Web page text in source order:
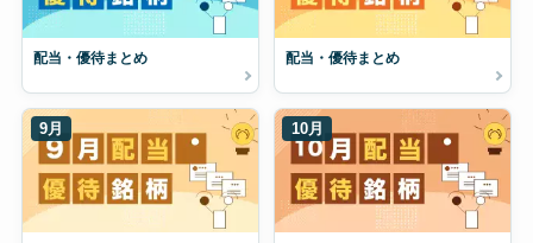
配当・優待まとめ 配当・優待まとめ
9月 10月